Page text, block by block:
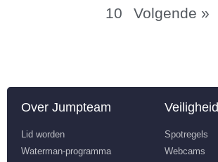
10
Volgende »
Over Jumpteam
Lid worden
Waterman-programma
Veiligheid
Spotregels
Webcams